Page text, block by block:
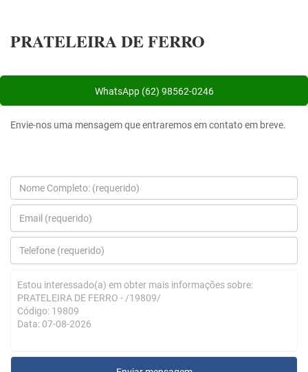
PRATELEIRA DE FERRO
WhatsApp (62) 98562-0246
Envie-nos uma mensagem que entraremos em contato em breve.